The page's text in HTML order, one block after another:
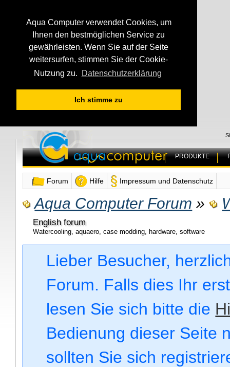
Aqua Computer verwendet Cookies, um
Ihnen den bestmöglichen Service zu
gewährleisten. Wenn Sie auf der Seite
weitersurfen, stimmen Sie der Cookie-
Nutzung zu.
Datenschutzerklärung
Ich stimme zu
PRODUKTE
Forum Hilfe Impressum und Datenschutz
Aqua Computer Forum »
English forum
Watercooling, aquaero, case modding, hardware, software
Lieber Besucher,
Forum. Falls dies Ihr
lesen Sie sich bitte die
Bedienung dieser Seite
sollten Sie sich